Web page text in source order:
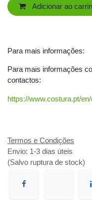
Adicionar ao
Para mais informações:
Para mais informações
contactos:
https://www.costura.pt/
Termos e Condições
Envio: 1-3 dias úteis
(Salvo ruptura de stock)